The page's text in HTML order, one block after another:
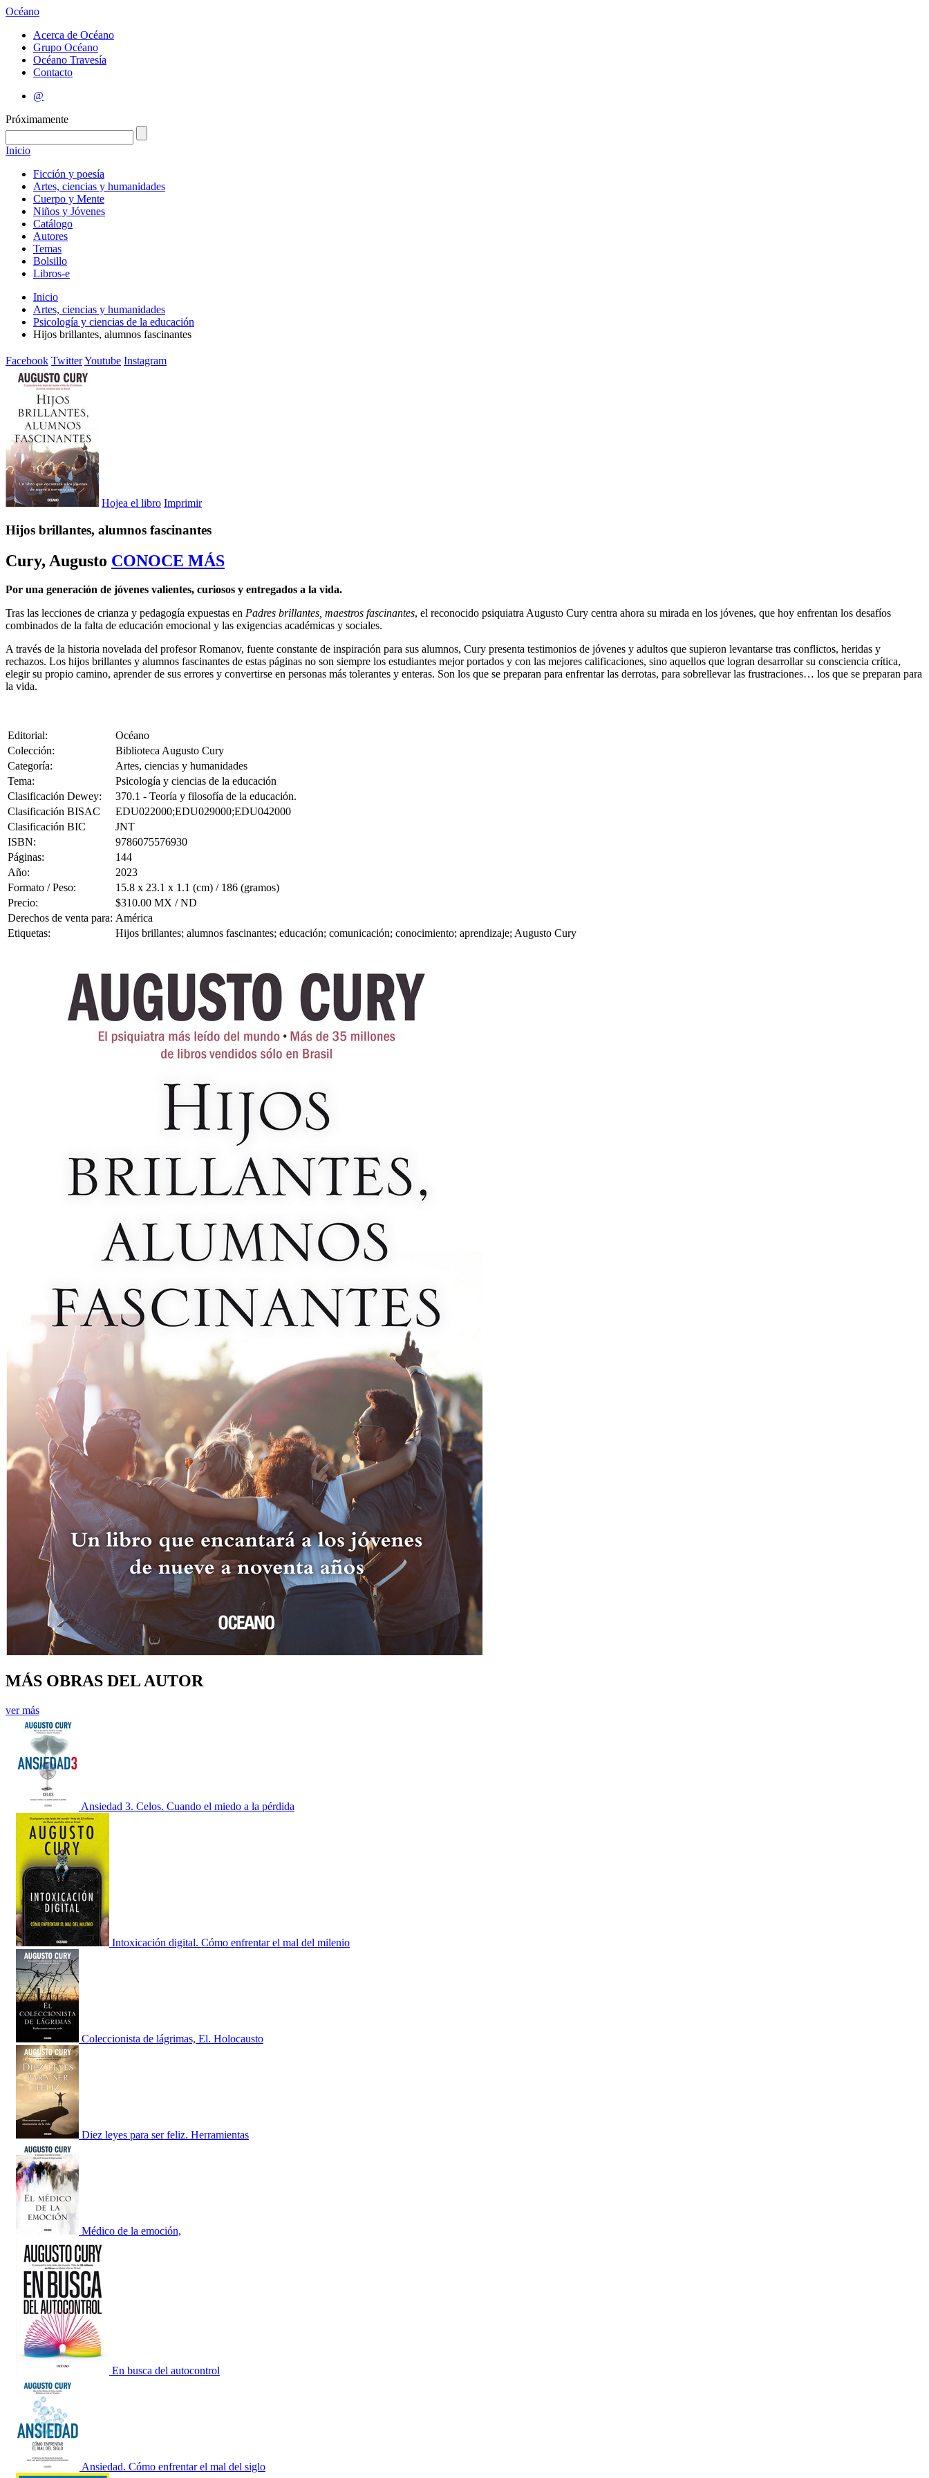
Océano
Acerca de Océano
Grupo Océano
Océano Travesía
Contacto
@
Próximamente
Inicio
Ficción y poesía
Artes, ciencias y humanidades
Cuerpo y Mente
Niños y Jóvenes
Catálogo
Autores
Temas
Bolsillo
Libros-e
Inicio
Artes, ciencias y humanidades
Psicología y ciencias de la educación
Hijos brillantes, alumnos fascinantes
Facebook TwitterYoutube Instagram
Hojea el libro Imprimir
Hijos brillantes, alumnos fascinantes
Cury, Augusto CONOCE MÁS
Por una generación de jóvenes valientes, curiosos y entregados a la vida.
Tras las lecciones de crianza y pedagogía expuestas en Padres brillantes, maestros fascinantes, el reconocido psiquiatra Augusto Cury centra ahora su mirada en los jóvenes, que hoy enfrentan los desafíos
combinados de la falta de educación emocional y las exigencias académicas y sociales.
A través de la historia novelada del profesor Romanov, fuente constante de inspiración para sus alumnos, Cury presenta testimonios de jóvenes y adultos que supieron levantarse tras conflictos, heridas y
rechazos. Los hijos brillantes y alumnos fascinantes de estas páginas no son siempre los estudiantes mejor portados y con las mejores calificaciones, sino aquellos que logran desarrollar su consciencia crítica,
elegir su propio camino, aprender de sus errores y convertirse en personas más tolerantes y enteras. Son los que se preparan para enfrentar las derrotas, para sobrellevar las frustraciones… los que se preparan para
la vida.
Editorial:
Océano
Colección:
Biblioteca Augusto Cury
Categoría:
Artes, ciencias y humanidades
Tema:
Psicología y ciencias de la educación
Clasificación Dewey:
370.1 - Teoría y filosofía de la educación.
Clasificación BISAC
EDU022000;EDU029000;EDU042000
Clasificación BIC
JNT
ISBN:
9786075576930
Páginas:
144
Año:
2023
Formato / Peso:
15.8 x 23.1 x 1.1 (cm) / 186 (gramos)
Precio:
$310.00 MX / ND
Derechos de venta para: América
Etiquetas:
Hijos brillantes; alumnos fascinantes; educación; comunicación; conocimiento; aprendizaje; Augusto Cury
MÁS OBRAS DEL AUTOR
ver más
Ansiedad 3. Celos. Cuando el miedo a la pérdida
Intoxicación digital. Cómo enfrentar el mal del milenio
Coleccionista de lágrimas, El. Holocausto
Diez leyes para ser feliz. Herramientas
Médico de la emoción,
En busca del autocontrol
Ansiedad. Cómo enfrentar el mal del siglo